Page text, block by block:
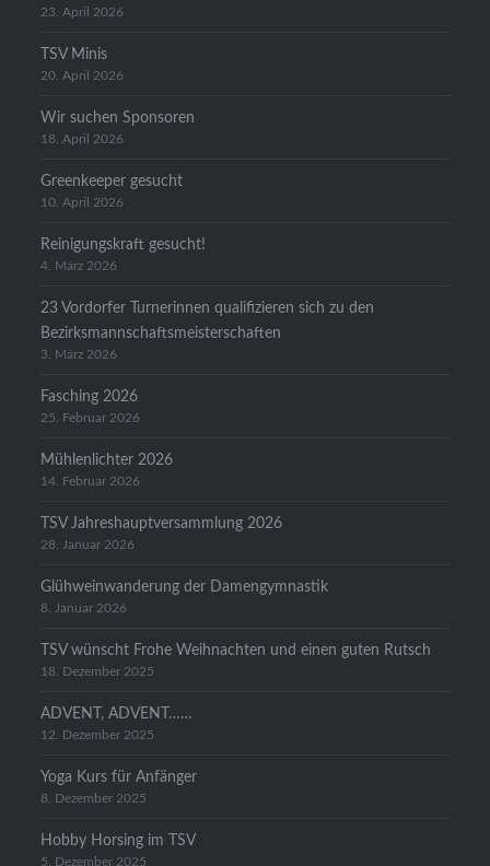
23. April 2026
TSV Minis
20. April 2026
Wir suchen Sponsoren
18. April 2026
Greenkeeper gesucht
10. April 2026
Reinigungskraft gesucht!
4. März 2026
23 Vordorfer Turnerinnen qualifizieren sich zu den
Bezirksmannschaftsmeisterschaften
3. März 2026
Fasching 2026
25. Februar 2026
Mühlenlichter 2026
14. Februar 2026
TSV Jahreshauptversammlung 2026
28. Januar 2026
Glühweinwanderung der Damengymnastik
8. Januar 2026
TSV wünscht Frohe Weihnachten und einen guten Rutsch
18. Dezember 2025
ADVENT, ADVENT……
12. Dezember 2025
Yoga Kurs für Anfänger
8. Dezember 2025
Hobby Horsing im TSV
5. Dezember 2025